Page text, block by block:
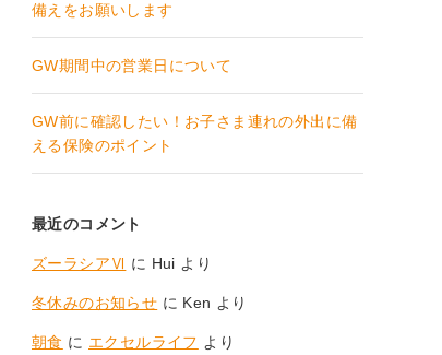
備えをお願いします
GW期間中の営業日について
GW前に確認したい！お子さま連れの外出に備
える保険のポイント
最近のコメント
ズーラシアⅥ に Hui より
冬休みのお知らせ に Ken より
朝食 に エクセルライフ より